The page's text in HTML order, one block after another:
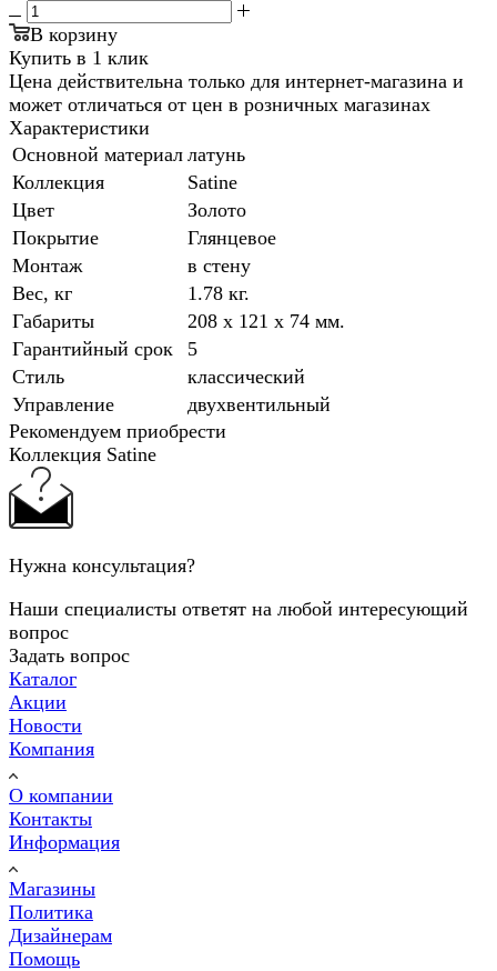
В корзину
Купить в 1 клик
Цена действительна только для интернет-магазина и
может отличаться от цен в розничных магазинах
Характеристики
Основной материал латунь
Коллекция
Satine
Цвет
Золото
Покрытие
Глянцевое
Монтаж
в стену
Вес, кг
1.78 кг.
Габариты
208 x 121 x 74 мм.
Гарантийный срок
5
Стиль
классический
Управление
двухвентильный
Рекомендуем приобрести
Коллекция Satine
Нужна консультация?
Наши специалисты ответят на любой интересующий
вопрос
Задать вопрос
Каталог
Акции
Новости
Компания
О компании
Контакты
Информация
Магазины
Политика
Дизайнерам
Помощь